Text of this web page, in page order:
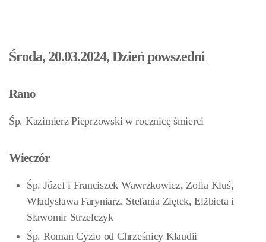
Środa, 20.03.2024, Dzień powszedni
Rano
Śp. Kazimierz Pieprzowski w rocznicę śmierci
Wieczór
Śp. Józef i Franciszek Wawrzkowicz, Zofia Kluś,
Władysława Faryniarz, Stefania Ziętek, Elżbieta i
Sławomir Strzelczyk
Śp. Roman Cyzio od Chrześnicy Klaudii